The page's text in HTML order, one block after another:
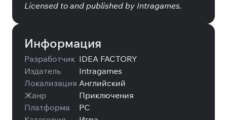
Licensed to and published by Intragames.
Информация
Разработчик IDEA FACTORY
Издатель
Intragames
Локализация Английский
Жанр
Приключения
Платформа
PC